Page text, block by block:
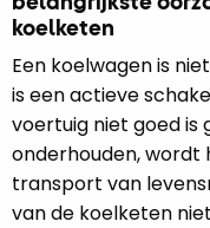
koelketen
Een koelwagen is
is een actieve
voertuig niet goed is
onderhouden, wordt
transport van
van de koelketen